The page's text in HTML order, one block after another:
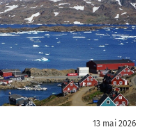
13 mai 2026